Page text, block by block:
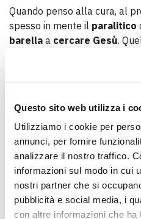
Questo sito web utilizza i
Utilizziamo i cookie per
annunci, per fornire
analizzare il nostro traffico.
informazioni sul modo in cui
nostri partner che si
pubblicità e social media, i
con altre informazioni che ha
Quando penso alla cura, al
spesso in mente il paralitico
barella a cercare Gesù.
si accalcavano per ascoltare
portavano la barella, non
scoperchiarono il tetto e
paraliticoè lapriorità. Ma
questa persona sofferente
Prima di rivelargli la
“Ti sono perdonati i tuoi
“Cura dentro di te,
guarigionepiù importante,
subordinataa quellafisica.
cuore, capacitànel corpo.